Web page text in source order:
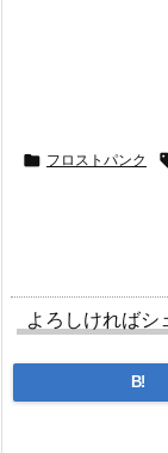
 フロストパンク
よろしければシ
B!